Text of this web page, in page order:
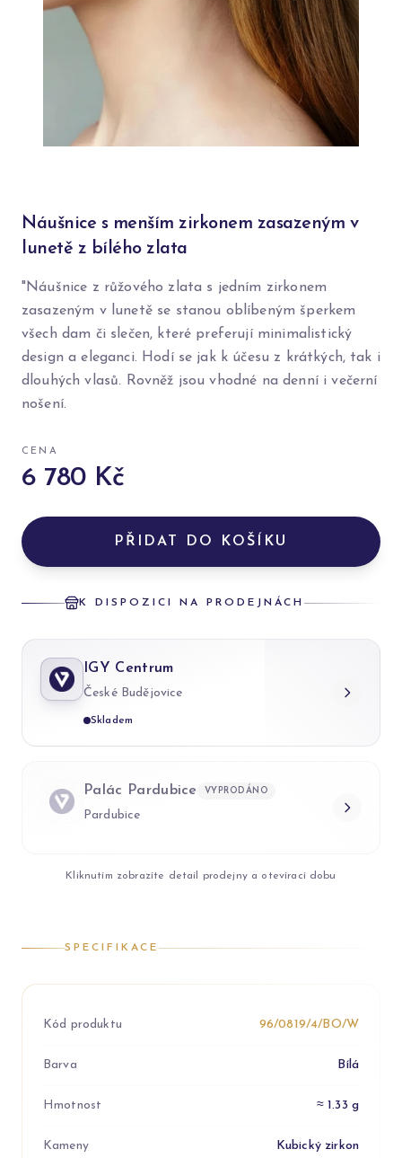
Náušnice s menším zirkonem zasazeným v
lunetě z bílého zlata
"Náušnice z růžového zlata s jedním zirkonem
zasazeným v lunetě se stanou oblíbeným šperkem
všech dam či slečen, které preferují minimalistický
design a eleganci. Hodí se jak k účesu z krátkých, tak i
dlouhých vlasů. Rovněž jsou vhodné na denní i večerní
nošení.
CENA
6 780 Kč
PŘIDAT DO KOŠÍKU
K DISPOZICI NA PRODEJNÁCH
IGY Centrum
České Budějovice
Skladem
Palác Pardubice VYPRODÁNO
Pardubice
Kliknutím zobrazíte detail prodejny a otevírací dobu
SPECIFIKACE
Kód produktu 96/0819/4/BO/W
Barva Bílá
Hmotnost ≈ 1.33 g
Kameny Kubický zirkon